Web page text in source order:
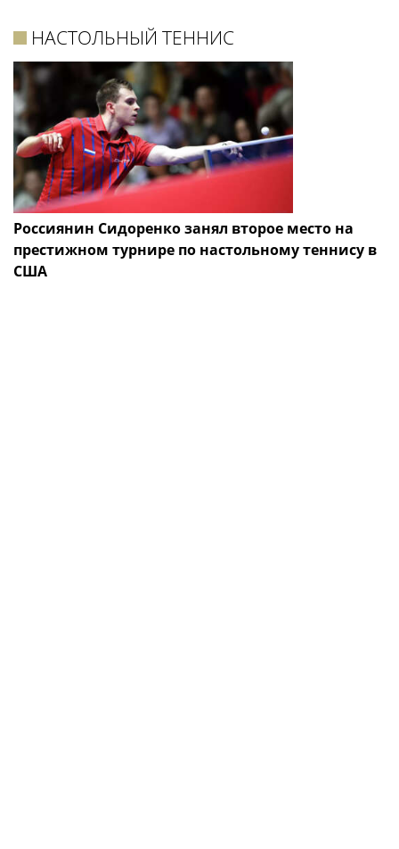
НАСТОЛЬНЫЙ ТЕННИС
Россиянин Сидоренко занял второе место на
престижном турнире по настольному теннису в
США